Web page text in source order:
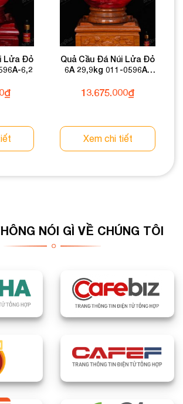
Lửa Đỏ
6,2
₫
Quả Cầu Đá Núi Lửa Đỏ
6A 29,9kg 011-0596A-
13.675.000₫
Xem chi tiết
NÓI GÌ VỀ CHÚNG TÔI